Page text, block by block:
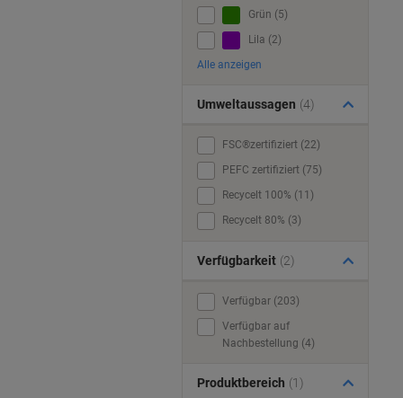
Grün (5)
Lila (2)
Alle anzeigen
Umweltaussagen (4)
FSC®zertifiziert (22)
PEFC zertifiziert (75)
Recycelt 100% (11)
Recycelt 80% (3)
Verfügbarkeit (2)
Verfügbar (203)
Verfügbar auf
Nachbestellung (4)
Produktbereich (1)